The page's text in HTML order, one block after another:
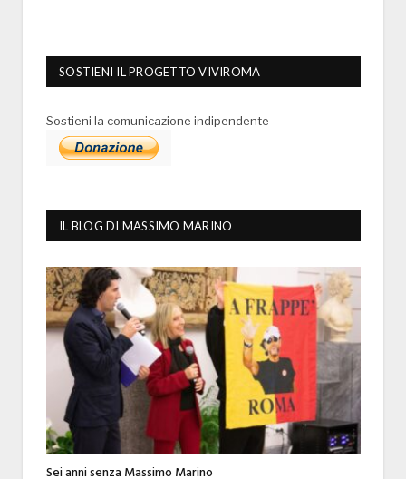
SOSTIENI IL PROGETTO VIVIROMA
Sostieni la comunicazione indipendente
IL BLOG DI MASSIMO MARINO
Sei anni senza Massimo Marino